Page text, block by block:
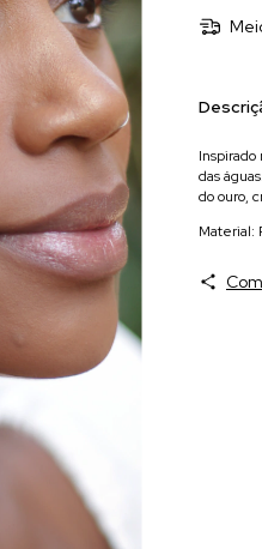
das
do ouro,
Material: